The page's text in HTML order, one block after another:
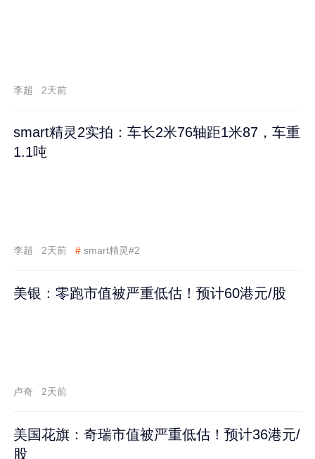
李超 2天前
smart精灵2实拍：车长2米76轴距1米87，车重
1.1吨
李超 2天前 # smart精灵#2
美银：零跑市值被严重低估！预计60港元/股
卢奇 2天前
美国花旗：奇瑞市值被严重低估！预计36港元/
股